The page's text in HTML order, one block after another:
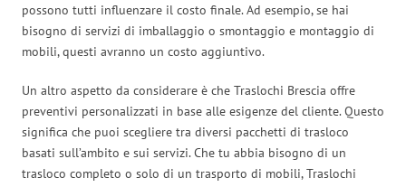
possono tutti influenzare il costo finale. Ad esempio, se hai
bisogno di servizi di imballaggio o smontaggio e montaggio di
mobili, questi avranno un costo aggiuntivo.
Un altro aspetto da considerare è che Traslochi Brescia offre
preventivi personalizzati in base alle esigenze del cliente. Questo
significa che puoi scegliere tra diversi pacchetti di trasloco
basati sull’ambito e sui servizi. Che tu abbia bisogno di un
trasloco completo o solo di un trasporto di mobili, Traslochi